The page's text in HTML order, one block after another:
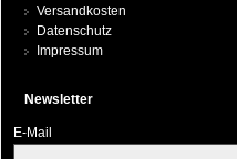
Versandkosten
Datenschutz
Impressum
Newsletter
E-Mail